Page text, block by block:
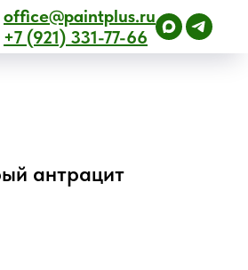
office@paintplus.ru
+7 (921) 331-77-66
антрацит